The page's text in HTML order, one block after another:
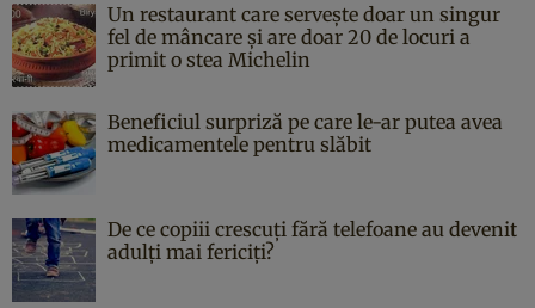
Un restaurant care servește doar un singur
fel de mâncare și are doar 20 de locuri a
primit o stea Michelin
Beneficiul surpriză pe care le-ar putea avea
medicamentele pentru slăbit
De ce copiii crescuți fără telefoane au devenit
adulți mai fericiți?